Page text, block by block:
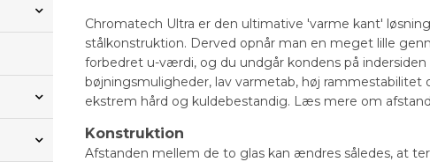
Chromatech Ultra er den ultimative 'varme kant'
stålkonstruktion. Derved opnår man en meget lille
forbedret u-værdi, og du undgår kondens på
bøjningsmuligheder, lav varmetab, høj
ekstrem hård og kuldebestandig. Læs mere om
Konstruktion
Afstanden mellem de to glas kan ændres således, at